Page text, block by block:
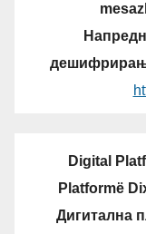
Digital
Platformë
Дигитална